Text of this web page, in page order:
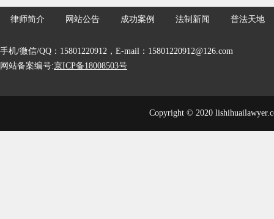
手机/微信/QQ：15801220912，E-mail：15801220912@126.com
网站备案编号:京ICP备18008503号
律师简介 网站公告 成功案例 法制新闻 普法天地
Copyright © 2020